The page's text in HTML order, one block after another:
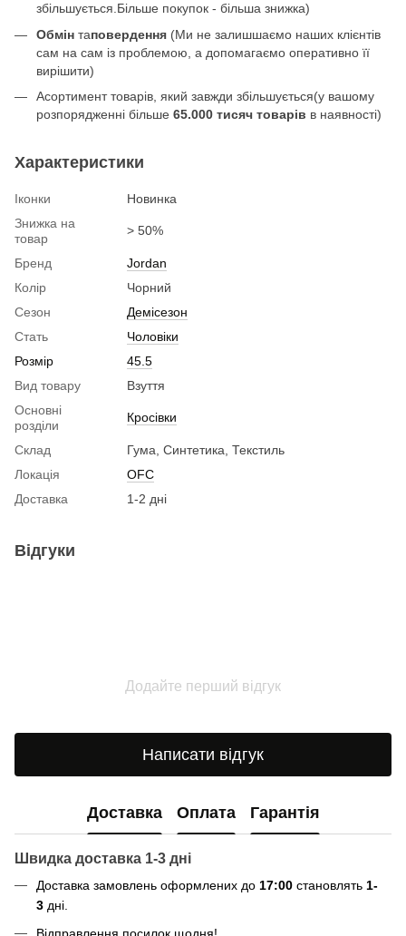
збільшується.Більше покупок - більша знижка)
Обмін таповердення (Ми не залишшаємо наших клієнтів
сам на сам із проблемою, а допомагаємо оперативно її
вирішити)
Асортимент товарів, який завжди збільшується(у вашому
розпорядженні більше 65.000 тисяч товарів в наявності)
Характеристики
Іконки
Новинка
Знижка на
товар
> 50%
Бренд
Jordan
Колір
Чорний
Сезон
Демісезон
Стать
Чоловіки
Розмір
45.5
Вид товару
Взуття
Основні
розділи
Кросівки
Склад
Гума, Синтетика, Текстиль
Локація
OFC
Доставка
1-2 дні
Відгуки
Додайте перший відгук
Написати відгук
Доставка Оплата Гарантія
Швидка доставка 1-3 дні
Доставка замовлень оформлених до 17:00 становлять 1-
3 дні.
Відправлення посилок щодня!